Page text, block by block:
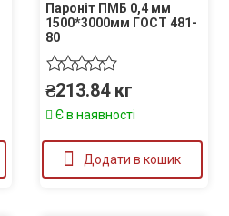
Пароніт ПМБ 0,4 мм
1500*3000мм ГОСТ 481-
80
₴213.84 кг
Є в наявності
Додати в кошик